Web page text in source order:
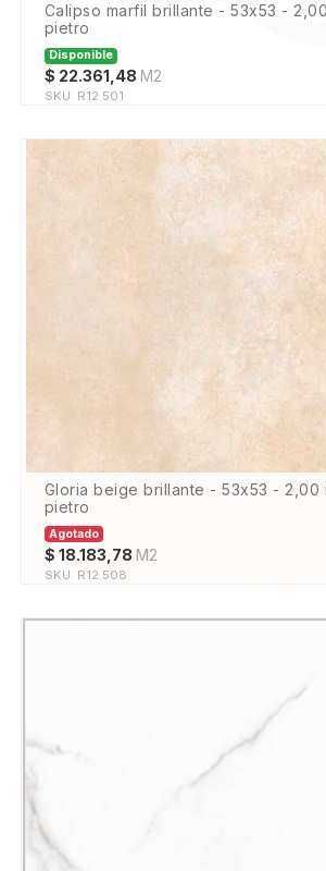
calipso marfil brillante - 53x53 - 2,00 m2 - 1º - san
pietro
Disponible
$ 22.361,48 M2
SKU: R12.501
gloria beige brillante - 53x53 - 2,00 m2 - 1º - san
pietro
Agotado
$ 18.183,78 M2
SKU: R12.508